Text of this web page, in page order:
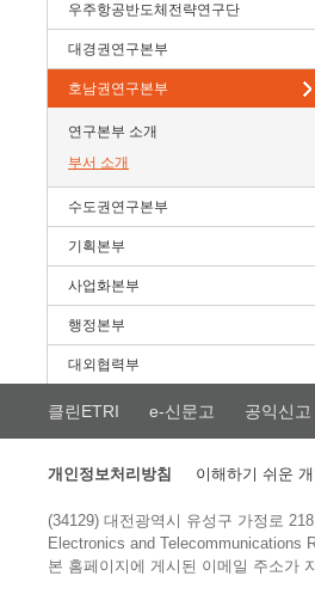
우주항공반도체전략연구단
대경권연구본부
호남권연구본부
연구본부 소개
부서 소개
수도권연구본부
기획본부
사업화본부
행정본부
대외협력부
클린ETRI e-신문고 공익신고
개인정보처리방침 이해하기 쉬운
(34129) 대전광역시 유성구 가정로
Electronics and Telecommunications
본 홈페이지에 게시된 이메일 주소가